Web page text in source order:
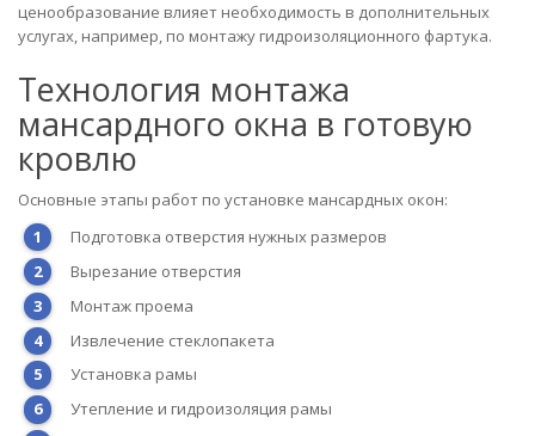
ценообразование влияет необходимость в дополнительных
услугах, например, по монтажу гидроизоляционного фартука.
Технология монтажа
мансардного окна в готовую
кровлю
Основные этапы работ по установке мансардных окон:
Подготовка отверстия нужных размеров
Вырезание отверстия
Монтаж проема
Извлечение стеклопакета
Установка рамы
Утепление и гидроизоляция рамы